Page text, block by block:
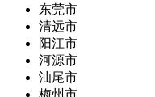
东莞市
清远市
阳江市
河源市
汕尾市
梅州市